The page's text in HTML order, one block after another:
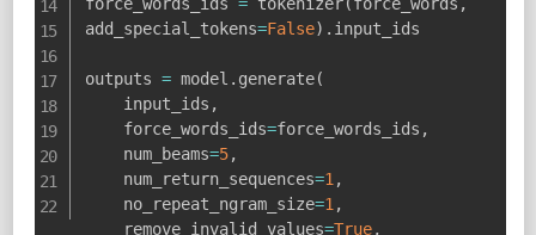
force_words_ids = tokenizer(force_words ,
add_special_tokens=False) . input_ids
outputs = model . generate(
    input_ids
,
    force_words_ids
=force_words_ids ,
    num_beams
=5,
    num_return_sequences
=1,
    no_repeat_ngram_size
=1,
    remove_invalid_values
=True,